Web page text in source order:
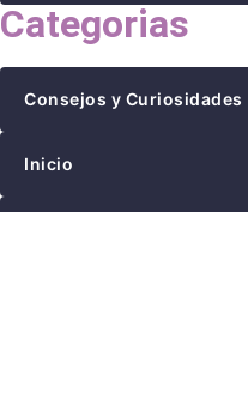
Categorias
Consejos y Curiosidades
Inicio